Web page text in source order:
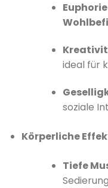
Euphorie
ideal für
soziale
Körperliche
Tiefe